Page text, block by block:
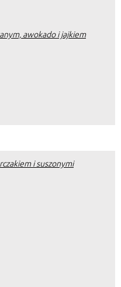
awokado i jajkiem
i suszonymi